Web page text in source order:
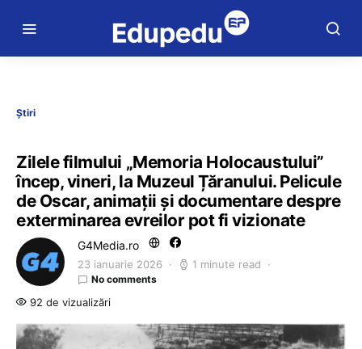
Știri
Zilele filmului „Memoria Holocaustului”
încep, vineri, la Muzeul Țăranului. Pelicule
de Oscar, animații și documentare despre
exterminarea evreilor pot fi vizionate
G4Media.ro
23 ianuarie 2026 1 minute read
No comments
92 de vizualizări